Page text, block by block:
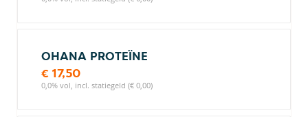
OHANA PROTEÏNE
€ 17,50
0,0% vol, incl. statiegeld (€ 0,00)